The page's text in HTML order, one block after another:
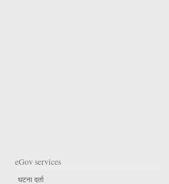
eGov services
घटना दर्ता